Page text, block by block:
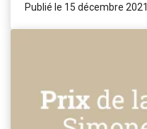
Publié le 15 décembre 2021